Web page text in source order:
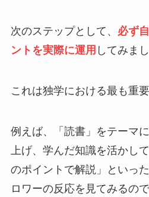
次のステップとして、 必ず
ントを実際に運用 してみま
これは独学における最も重
例えば、「読書」をテーマ
上げ、学んだ知識を活かし
のポイントで解説」といっ
ロワーの反応を見てみるので